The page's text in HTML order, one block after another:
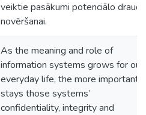
veiktie pasākumi potenciālo draudu
novēršanai.
As the meaning and role of
information systems grows for our
everyday life, the more important
stays those systems’
confidentiality, integrity and